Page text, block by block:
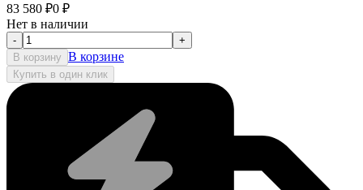
83 580 ₽0 ₽
Нет в наличии
-
+
В корзину В корзине
Купить в один клик